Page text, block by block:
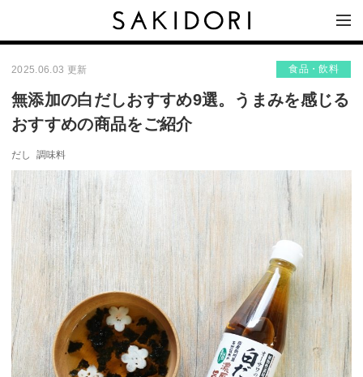
2025.06.03 更新 食品・飲料
無添加の白だしおすすめ9選。うまみを感じる
おすすめの商品をご紹介
だし 調味料